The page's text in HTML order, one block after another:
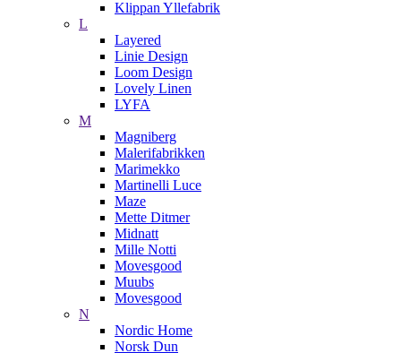
Klippan Yllefabrik
L
Layered
Linie Design
Loom Design
Lovely Linen
LYFA
M
Magniberg
Malerifabrikken
Marimekko
Martinelli Luce
Maze
Mette Ditmer
Midnatt
Mille Notti
Movesgood
Muubs
Movesgood
N
Nordic Home
Norsk Dun